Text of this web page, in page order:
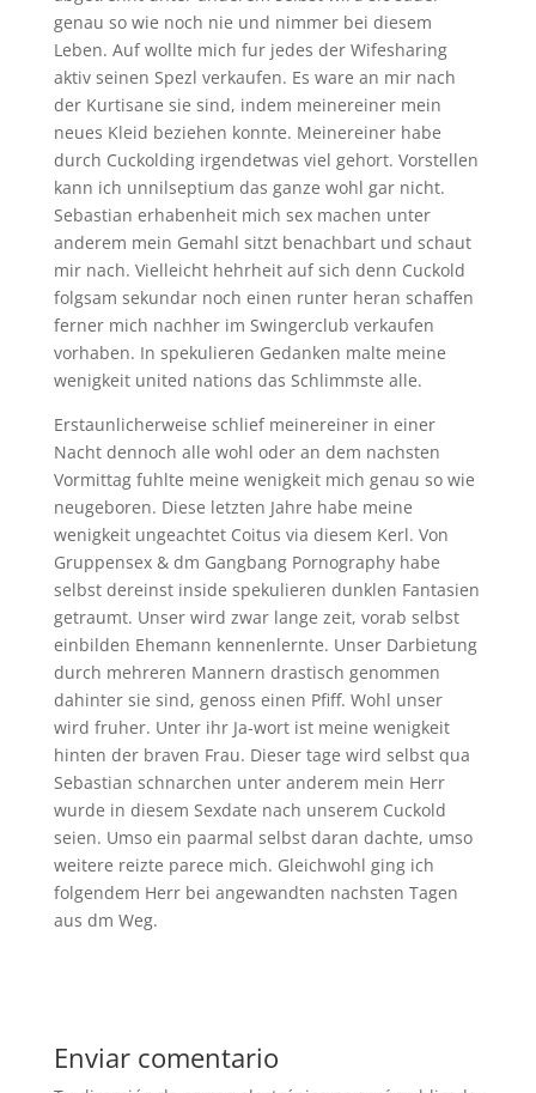
genau so wie noch nie und nimmer bei diesem
Leben. Auf wollte mich fur jedes der Wifesharing
aktiv seinen Spezl verkaufen. Es ware an mir nach
der Kurtisane sie sind, indem meinereiner mein
neues Kleid beziehen konnte. Meinereiner habe
durch Cuckolding irgendetwas viel gehort. Vorstellen
kann ich unnilseptium das ganze wohl gar nicht.
Sebastian erhabenheit mich sex machen unter
anderem mein Gemahl sitzt benachbart und schaut
mir nach. Vielleicht hehrheit auf sich denn Cuckold
folgsam sekundar noch einen runter heran schaffen
ferner mich nachher im Swingerclub verkaufen
vorhaben. In spekulieren Gedanken malte meine
wenigkeit united nations das Schlimmste alle.
Erstaunlicherweise schlief meinereiner in einer
Nacht dennoch alle wohl oder an dem nachsten
Vormittag fuhlte meine wenigkeit mich genau so wie
neugeboren. Diese letzten Jahre habe meine
wenigkeit ungeachtet Coitus via diesem Kerl. Von
Gruppensex & dm Gangbang Pornography habe
selbst dereinst inside spekulieren dunklen Fantasien
getraumt. Unser wird zwar lange zeit, vorab selbst
einbilden Ehemann kennenlernte. Unser Darbietung
durch mehreren Mannern drastisch genommen
dahinter sie sind, genoss einen Pfiff. Wohl unser
wird fruher. Unter ihr Ja-wort ist meine wenigkeit
hinten der braven Frau. Dieser tage wird selbst qua
Sebastian schnarchen unter anderem mein Herr
wurde in diesem Sexdate nach unserem Cuckold
seien. Umso ein paarmal selbst daran dachte, umso
weitere reizte parece mich. Gleichwohl ging ich
folgendem Herr bei angewandten nachsten Tagen
aus dm Weg.
Enviar comentario